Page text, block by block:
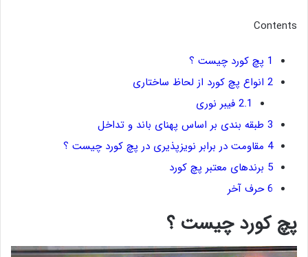
Contents
1 پچ کورد چیست ؟
2 انواع پچ کورد از لحاظ ساختاری
2.1 فیبر نوری
3 طبقه بندی بر اساس پهنای باند و تداخل
4 مقاومت در برابر نویزپذیری در پچ کورد چیست ؟
5 برندهای معتبر پچ کورد
6حرف آخر
پچ کورد چیست ؟